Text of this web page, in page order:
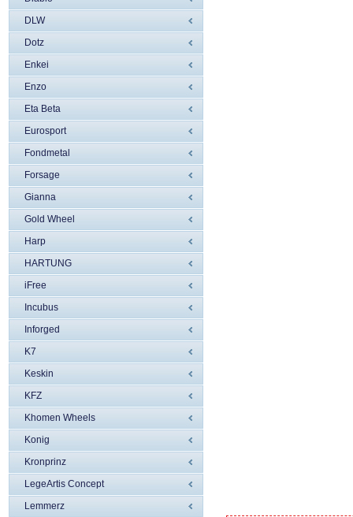
DLW
Dotz
Enkei
Enzo
Eta Beta
Eurosport
Fondmetal
Forsage
Gianna
Gold Wheel
Harp
HARTUNG
iFree
Incubus
Inforged
K7
Keskin
KFZ
Khomen Wheels
Konig
Kronprinz
LegeArtis Concept
Lemmerz